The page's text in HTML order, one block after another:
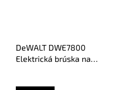
DeWALT DWE7800
Elektrická brúska na